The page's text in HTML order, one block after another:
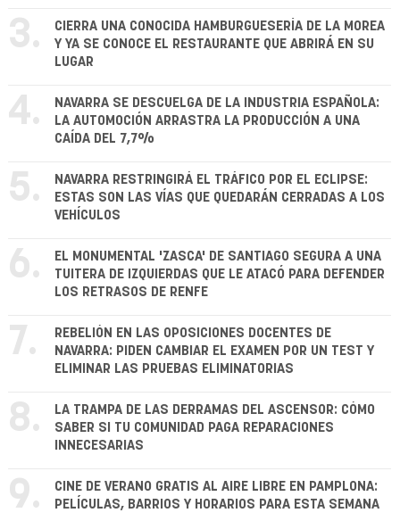
3.
CIERRA UNA CONOCIDA HAMBURGUESERÍA DE LA MOREA
Y YA SE CONOCE EL RESTAURANTE QUE ABRIRÁ EN SU
LUGAR
4.
NAVARRA SE DESCUELGA DE LA INDUSTRIA ESPAÑOLA:
LA AUTOMOCIÓN ARRASTRA LA PRODUCCIÓN A UNA
CAÍDA DEL 7,7%
5.
NAVARRA RESTRINGIRÁ EL TRÁFICO POR EL ECLIPSE:
ESTAS SON LAS VÍAS QUE QUEDARÁN CERRADAS A LOS
VEHÍCULOS
6.
EL MONUMENTAL 'ZASCA' DE SANTIAGO SEGURA A UNA
TUITERA DE IZQUIERDAS QUE LE ATACÓ PARA DEFENDER
LOS RETRASOS DE RENFE
7.
REBELIÓN EN LAS OPOSICIONES DOCENTES DE
NAVARRA: PIDEN CAMBIAR EL EXAMEN POR UN TEST Y
ELIMINAR LAS PRUEBAS ELIMINATORIAS
8.
LA TRAMPA DE LAS DERRAMAS DEL ASCENSOR: CÓMO
SABER SI TU COMUNIDAD PAGA REPARACIONES
INNECESARIAS
9.
CINE DE VERANO GRATIS AL AIRE LIBRE EN PAMPLONA:
PELÍCULAS, BARRIOS Y HORARIOS PARA ESTA SEMANA